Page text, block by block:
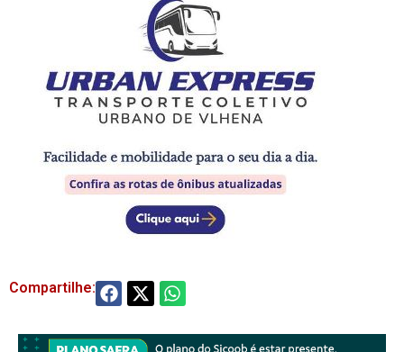
Compartilhe: